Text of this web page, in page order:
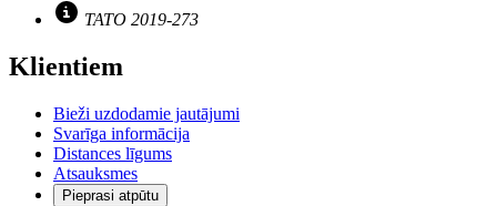
TATO 2019-273
Klientiem
Bieži uzdodamie jautājumi
Svarīga informācija
Distances līgums
Atsauksmes
Pieprasi atpūtu